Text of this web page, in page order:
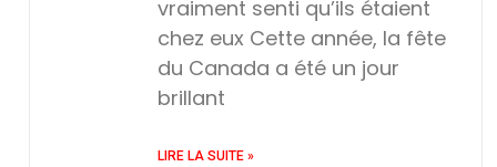
vraiment senti qu’ils étaient
chez eux Cette année, la fête
du Canada a été un jour
brillant
LIRE LA SUITE »